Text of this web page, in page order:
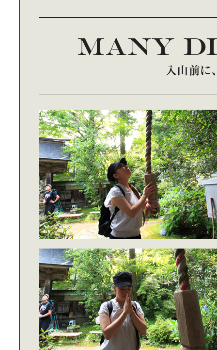
高知・梼原町を魅せる｜隈研吾建築
スマホ＋ミニベロで｜気軽にインス
タ、成城ぶらり
1枚のタオルから｜人生が変わる
アイテムで変わる｜MYキッチン
都会で始める｜グリーンのあるバル
コニー